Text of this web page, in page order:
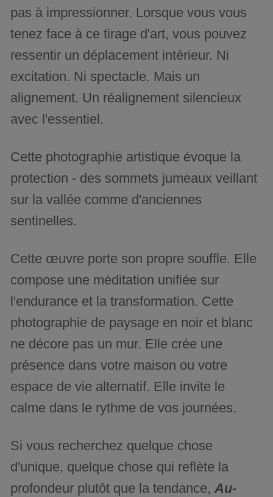
pas à impressionner. Lorsque vous vous
tenez face à ce tirage d'art, vous pouvez
ressentir un déplacement intérieur. Ni
excitation. Ni spectacle. Mais un
alignement. Un réalignement silencieux
avec l'essentiel.
Cette photographie artistique évoque la
protection - des sommets jumeaux veillant
sur la vallée comme d'anciennes
sentinelles.
Cette œuvre porte son propre souffle. Elle
compose une méditation unifiée sur
l'endurance et la transformation. Cette
photographie de paysage en noir et blanc
ne décore pas un mur. Elle crée une
présence dans votre maison ou votre
espace de vie alternatif. Elle invite le
calme dans le rythme de vos journées.
Si vous recherchez quelque chose
d'unique, quelque chose qui reflète la
profondeur plutôt que la tendance,Au-